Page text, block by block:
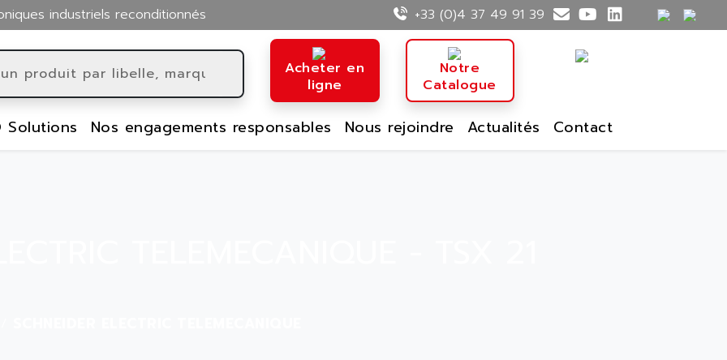
industriels reconditionnés +33 (0)4 37 49 91 39
Acheter en
ligne
Notre
Catalogue
Solutions Nos engagements responsables Nous rejoindre Actualités Contact